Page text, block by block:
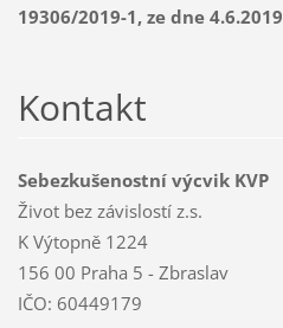
19306/2019-1, ze dne 4.6.2019
Kontakt
Sebezkušenostní výcvik KVP
Život bez závislostí z.s.
K Výtopně 1224
156 00 Praha 5 - Zbraslav
IČO: 60449179